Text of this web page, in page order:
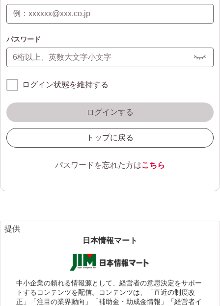
パスワード
ログイン状態を維持する
ログインする
トップに戻る
パスワードを忘れた方はこちら
提供
日本情報マート
中小企業の頼れる情報源として、経営者の意思決定をサポー
トするコンテンツを配信。コンテンツは、「直近の制度改
正」「注目の業界動向」「補助金・助成金情報」「経営者イ